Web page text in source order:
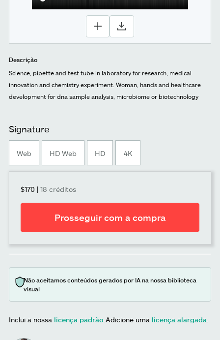
Descrição
Science, pipette and test tube in laboratory for research, medical
innovation and chemistry experiment. Woman, hands and healthcare
development for dna sample analysis, microbiome or biotechnology
Signature
Web HD Web HD 4K
$170 | 18 créditos
Prosseguir com a compra
Não aceitamos conteúdos gerados por IA na nossa biblioteca
visual
Inclui a nossa licença padrão Adicione uma licença alargada